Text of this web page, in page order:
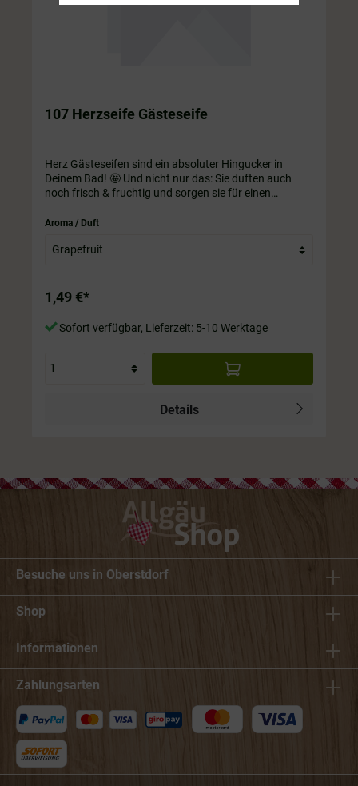
107 Herzseife Gästeseife
Herz Gästeseifen sind ein absoluter Hingucker in
Deinem Bad! 🤩 Und nicht nur das: Sie duften auch
noch frisch & fruchtig und sorgen sie für einen
verschiedenen Düften. ca. 20 Gramm. Größe ca. 40 x
Aroma / Duft
1,49 €*
Sofort verfügbar, Lieferzeit: 5-10 Werktage
Details
Besuche uns in Oberstdorf
Shop
Informationen
Zahlungsarten